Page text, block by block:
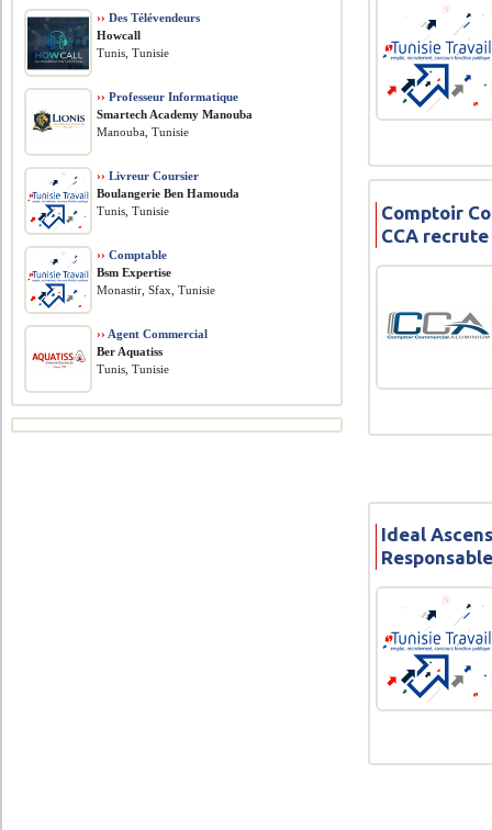
Comptoir
CCA
Ideal
›› Des Télévendeurs
Howcall
Tunis, Tunisie
›› Professeur Informatique
Smartech Academy Manouba
Manouba, Tunisie
›› Livreur Coursier
Boulangerie Ben Hamouda
Tunis, Tunisie
›› Comptable
Bsm Expertise
Monastir, Sfax, Tunisie
›› Agent Commercial
Ber Aquatiss
Tunis, Tunisie